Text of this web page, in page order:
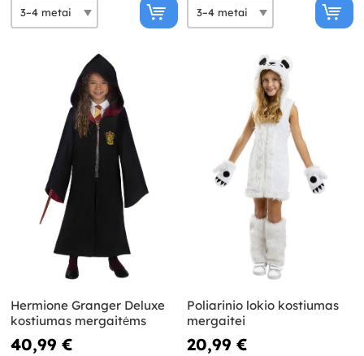
Hermione Granger Deluxe
kostiumas mergaitėms
40,99 €
Poliarinio lokio kostiumas
mergaitei
20,99 €